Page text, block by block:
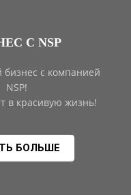
С NSP
бизнес с компанией
NSP!
в красивую жизнь!
БОЛЬШЕ